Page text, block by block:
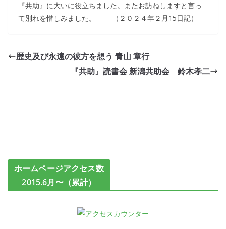
『共助』に大いに役立ちました。またお訪ねしますと言っ
て別れを惜しみました。 （２０２４年２月15日記）
歴史及び永遠の彼方を想う 青山 章行
『共助』読書会 新潟共助会 鈴木孝二
ホームページアクセス数
2015.6月〜（累計）